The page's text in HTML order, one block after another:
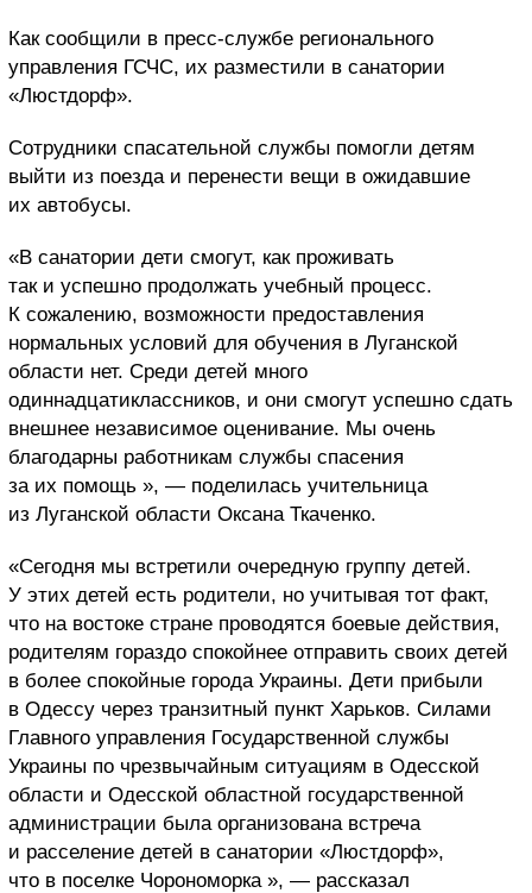
Как сообщили в пресс-службе регионального
управления ГСЧС, их разместили в санатории
«Люстдорф».
Сотрудники спасательной службы помогли детям
выйти из поезда и перенести вещи в ожидавшие
их автобусы.
«В санатории дети смогут, как проживать
так и успешно продолжать учебный процесс.
К сожалению, возможности предоставления
нормальных условий для обучения в Луганской
области нет. Среди детей много
одиннадцатиклассников, и они смогут успешно сдать
внешнее независимое оценивание. Мы очень
благодарны работникам службы спасения
за их помощь », — поделилась учительница
из Луганской области Оксана Ткаченко.
«Сегодня мы встретили очередную группу детей.
У этих детей есть родители, но учитывая тот факт,
что на востоке стране проводятся боевые действия,
родителям гораздо спокойнее отправить своих детей
в более спокойные города Украины. Дети прибыли
в Одессу через транзитный пункт Харьков. Силами
Главного управления Государственной службы
Украины по чрезвычайным ситуациям в Одесской
области и Одесской областной государственной
администрации была организована встреча
и расселение детей в санатории «Люстдорф»,
что в поселке Чорономорка », — рассказал